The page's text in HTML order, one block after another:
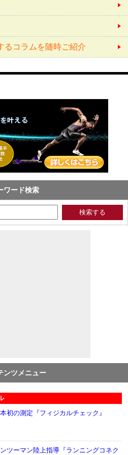
るコラムを随時ご紹介
ワード検索
ンツメニュー
初の測定『フィジカルチェック』
ツーマン陸上指導『ランニングコネク